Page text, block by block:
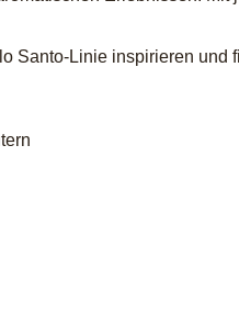
Santo-Linie inspirieren und